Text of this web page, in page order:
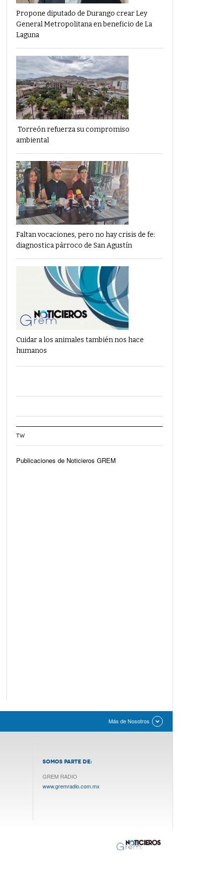
Propone diputado de Durango crear Ley
General Metropolitana en beneficio de La
Laguna
Torreón refuerza su compromiso
ambiental
Faltan vocaciones, pero no hay crisis de fe:
diagnostica párroco de San Agustín
Cuidar a los animales también nos hace
humanos
TW
Publicaciones de Noticieros GREM
Más de Nosotros
SOMOS PARTE DE:
GREM RADIO
www.gremradio.com.mx